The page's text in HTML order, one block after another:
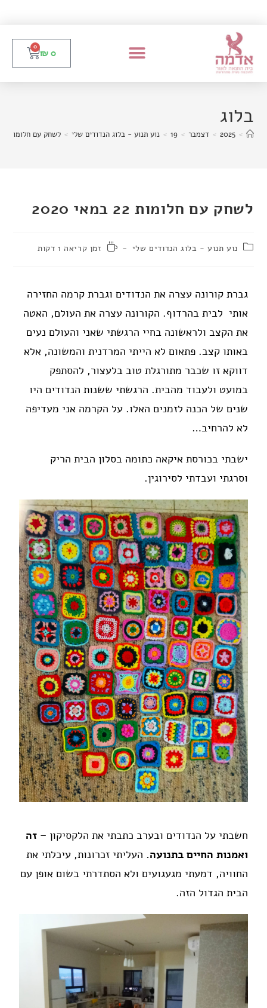
₪ 0
0
בלוג
>
2025
> דצמבר >
19
> נוע תנוע - בלוג הנדודים שלי > לשחק עם חלומות 22 במאי 2020
לשחק עם חלומות 22 במאי 2020
נוע תנוע - בלוג הנדודים שלי זמן קריאה 1 דקות
גברת קורונה עצרה את הנדודים וגברת קרמה החזירה
אותי לבית בהרדוף. הקורונה עצרה את העולם, האטה
את הקצב ולראשונה בחיי הרגשתי שאני והעולם נעים
באותו קצב. פתאום לא הייתי המרדנית והמשונה, אלא
דווקא זו שכבר מתורגלת טוב בלעצור, להסתפק
במועט ולעבוד מהבית. הרגשתי ששנות הנדודים היו
שנים של הכנה לזמנים האלו. על הקרמה אני מעדיפה
לא להרחיב…
ישבתי בכורסת איקאה כתומה בסלון הבית הריק
וסרגתי ועבדתי לסירוגין.
חשבתי על הנדודים ובערב כתבתי את הלקסיקון –זה
ואמנות החיים בתנועה. העליתי זכרונות, עיכלתי את
החוויה, דמעתי מגעגועים ולא הסתדרתי בשום אופן עם
הבית הגדול הזה.